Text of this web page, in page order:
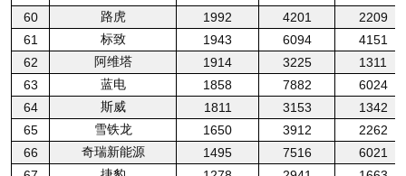
60
路虎 1992 4201
2209
61
标致 1943 6094
4151
62
阿维塔 1914 3225
1311
63
蓝电 1858 7882
6024
64
斯威 1811 3153
1342
65
雪铁龙 1650 3912
2262
66
奇瑞新能源 1495 7516
6021